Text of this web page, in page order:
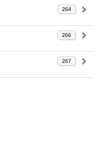
264
266
267